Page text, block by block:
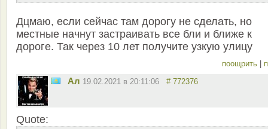
Дцмаю, если сейчас там дорогу не сделать, но
местные начнут застраивать все бли и ближе к
дороге. Так через 10 лет получите узкую улицу
поощрить
Ал 19.02.2021 в 20:11:06 # 772376
Quote: